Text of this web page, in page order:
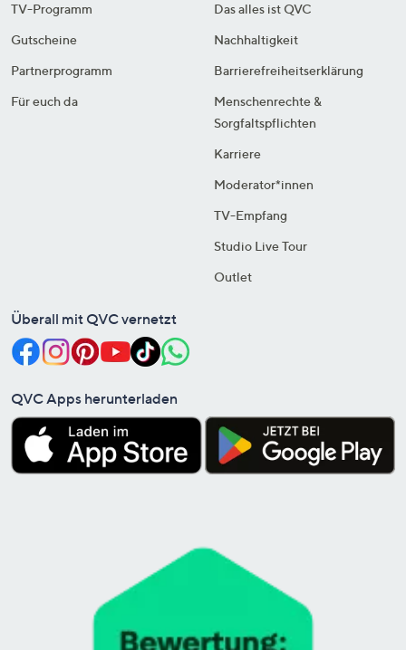
TV-Programm
Gutscheine
Partnerprogramm
Für euch da
Das alles ist QVC
Nachhaltigkeit
Barrierefreiheitserklärung
Menschenrechte &
Sorgfaltspflichten
Karriere
Moderator*innen
TV-Empfang
Studio Live Tour
Outlet
Überall mit QVC vernetzt
QVC Apps herunterladen